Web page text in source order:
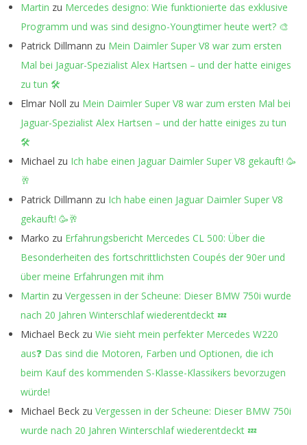
Martin zu Mercedes designo: Wie funktionierte das exklusive
Programm und was sind designo-Youngtimer heute wert? 🎨
Patrick Dillmann zu Mein Daimler Super V8 war zum ersten
Mal bei Jaguar-Spezialist Alex Hartsen – und der hatte einiges
zu tun 🛠️
Elmar Noll zu Mein Daimler Super V8 war zum ersten Mal bei
Jaguar-Spezialist Alex Hartsen – und der hatte einiges zu tun
🛠️
Michael zu Ich habe einen Jaguar Daimler Super V8 gekauft! 🥳
🥂
Patrick Dillmann zu Ich habe einen Jaguar Daimler Super V8
gekauft! 🥳🥂
Marko zu Erfahrungsbericht Mercedes CL 500: Über die
Besonderheiten des fortschrittlichsten Coupés der 90er und
über meine Erfahrungen mit ihm
Martin zu Vergessen in der Scheune: Dieser BMW 750i wurde
nach 20 Jahren Winterschlaf wiederentdeckt 💤
Michael Beck zu Wie sieht mein perfekter Mercedes W220
aus❓ Das sind die Motoren, Farben und Optionen, die ich
beim Kauf des kommenden S-Klasse-Klassikers bevorzugen
würde!
Michael Beck zu Vergessen in der Scheune: Dieser BMW 750i
wurde nach 20 Jahren Winterschlaf wiederentdeckt 💤